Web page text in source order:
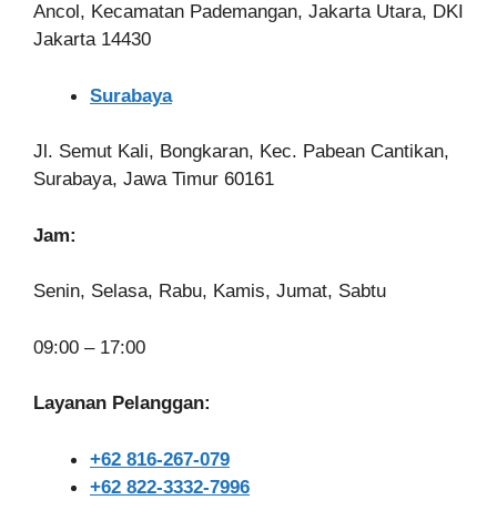
Ancol, Kecamatan Pademangan, Jakarta Utara, DKI
Jakarta 14430
Surabaya
Jl. Semut Kali, Bongkaran, Kec. Pabean Cantikan,
Surabaya, Jawa Timur 60161
Jam:
Senin, Selasa, Rabu, Kamis, Jumat, Sabtu
09:00 – 17:00
Layanan Pelanggan:
+62 816-267-079
+62 822-3332-7996